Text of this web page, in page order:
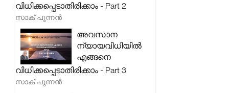
വിധിക്കപ്പെടാതിരിക്കാം - Part 2
സാക് പുന്നൻ
അവസാന
ന്യായവിധിയിൽ
എങ്ങനെ
വിധിക്കപ്പെടാതിരിക്കാം - Part 3
സാക് പുന്നൻ